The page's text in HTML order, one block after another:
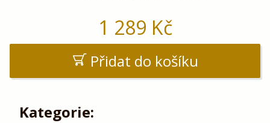
1 289 Kč
Přidat do košíku
Kategorie: